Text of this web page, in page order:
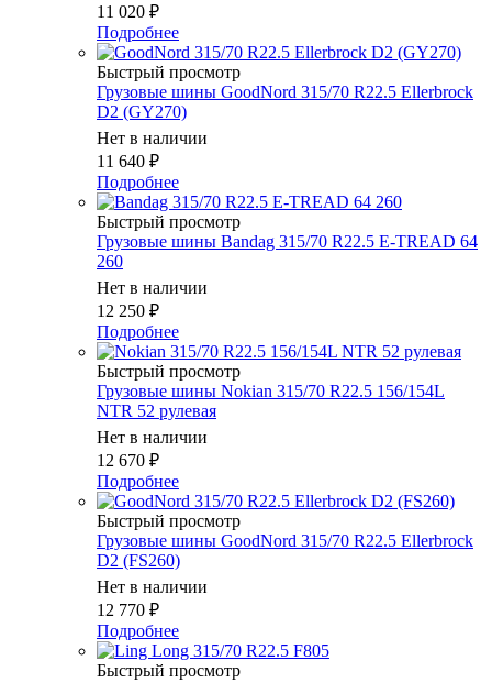
11 020 ₽
Подробнее
Быстрый просмотр
Грузовые шины GoodNord 315/70 R22.5 Ellerbrock
D2 (GY270)
Нет в наличии
11 640 ₽
Подробнее
Быстрый просмотр
Грузовые шины Bandag 315/70 R22.5 E-TREAD 64
260
Нет в наличии
12 250 ₽
Подробнее
Быстрый просмотр
Грузовые шины Nokian 315/70 R22.5 156/154L
NTR 52 рулевая
Нет в наличии
12 670 ₽
Подробнее
Быстрый просмотр
Грузовые шины GoodNord 315/70 R22.5 Ellerbrock
D2 (FS260)
Нет в наличии
12 770 ₽
Подробнее
Быстрый просмотр